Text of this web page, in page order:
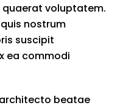
voluptatem.
nostrum
suscipit
ea commodi
beatae